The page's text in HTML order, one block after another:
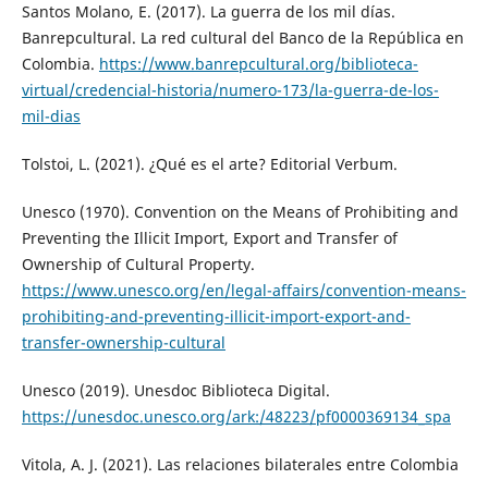
Santos Molano, E. (2017). La guerra de los mil días.
Banrepcultural. La red cultural del Banco de la República en
Colombia. https://www.banrepcultural.org/biblioteca-
virtual/credencial-historia/numero-173/la-guerra-de-los-
mil-dias
Tolstoi, L. (2021). ¿Qué es el arte? Editorial Verbum.
Unesco (1970). Convention on the Means of Prohibiting and
Preventing the Illicit Import, Export and Transfer of
Ownership of Cultural Property.
https://www.unesco.org/en/legal-affairs/convention-means-
prohibiting-and-preventing-illicit-import-export-and-
transfer-ownership-cultural
Unesco (2019). Unesdoc Biblioteca Digital.
https://unesdoc.unesco.org/ark:/48223/pf0000369134_spa
Vitola, A. J. (2021). Las relaciones bilaterales entre Colombia